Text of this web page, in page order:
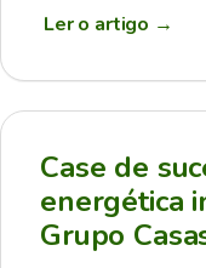
Ler o artigo →
Case de
energética
Grupo